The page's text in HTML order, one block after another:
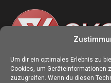
Um dir ein optimales Erlebnis zu
Cookies, um Geräteinformationen
zuzugreifen. Wenn du diesen